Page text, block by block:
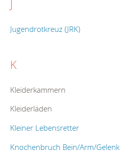
Jugendrotkreuz (JRK)
K
Kleiderkammern
Kleiderläden
Kleiner Lebensretter
Knochenbruch Bein/Arm/Gelenk